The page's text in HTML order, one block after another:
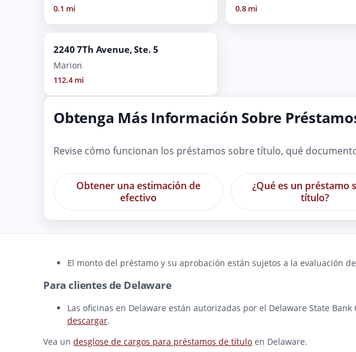
0.1 mi 0.8 mi
2240 7Th Avenue, Ste. 5
Marion
112.4 mi
Obtenga Más Información Sobre
Revise cómo funcionan los préstamos sobre título, qué
Obtener una estimación de
efectivo
¿Qué es un préstamo
título?
El monto del préstamo y su aprobación están sujetos a la evaluación
Para clientes de Delaware
Las oficinas en Delaware están autorizadas por el Delaware State
descargar.
Vea un desglose de cargos para préstamos de título en Delaware.